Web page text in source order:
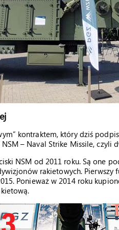
kontraktem, który dziś
– Naval Strike Missile, czyli
NSM od 2011 roku. Są one
rakietowych.
Ponieważ w 2014 roku